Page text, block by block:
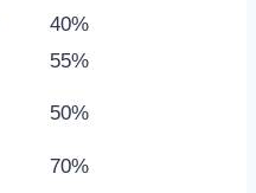
40%
55%
50%
70%